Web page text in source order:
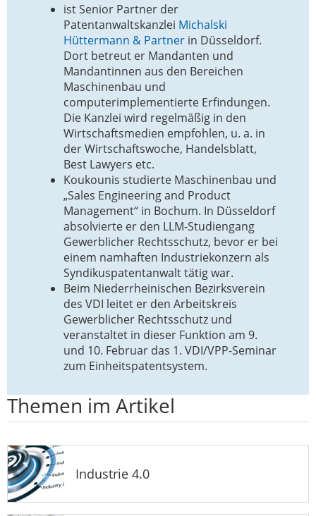
ist Senior Partner der
Patentanwaltskanzlei Michalski
Hüttermann & Partner in Düsseldorf.
Dort betreut er Mandanten und
Mandantinnen aus den Bereichen
Maschinenbau und
computerimplementierte Erfindungen.
Die Kanzlei wird regelmäßig in den
Wirtschaftsmedien empfohlen, u. a. in
der Wirtschaftswoche, Handelsblatt,
Best Lawyers etc.
Koukounis studierte Maschinenbau und
„Sales Engineering and Product
Management“ in Bochum. In Düsseldorf
absolvierte er den LLM-Studiengang
Gewerblicher Rechtsschutz, bevor er bei
einem namhaften Industriekonzern als
Syndikuspatentanwalt tätig war.
Beim Niederrheinischen Bezirksverein
des VDI leitet er den Arbeitskreis
Gewerblicher Rechtsschutz und
veranstaltet in dieser Funktion am 9.
und 10. Februar das 1. VDI/VPP-Seminar
zum Einheitspatentsystem.
Themen im Artikel
Industrie 4.0